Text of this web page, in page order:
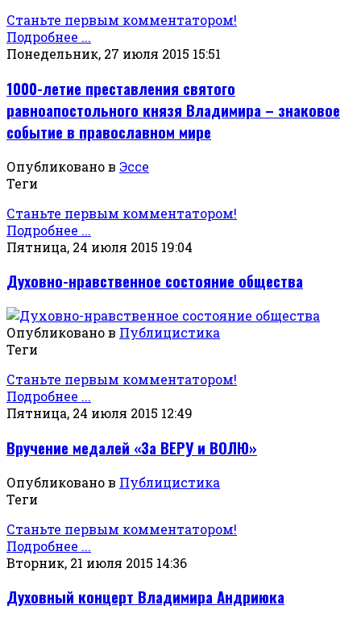
Станьте первым комментатором!
Подробнее ...
Понедельник, 27 июля 2015 15:51
1000-летие преставления святого
равноапостольного князя Владимира – знаковое
событие в православном мире
Опубликовано в Эссе
Теги
Станьте первым комментатором!
Подробнее ...
Пятница, 24 июля 2015 19:04
Духовно-нравственное состояние общества
Опубликовано в Публицистика
Теги
Станьте первым комментатором!
Подробнее ...
Пятница, 24 июля 2015 12:49
Вручение медалей «За ВЕРУ и ВОЛЮ»
Опубликовано в Публицистика
Теги
Станьте первым комментатором!
Подробнее ...
Вторник, 21 июля 2015 14:36
Духовный концерт Владимира Андриюка